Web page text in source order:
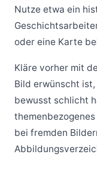
Nutze etwa ein
oder eine Karte
Kläre vorher mit
Bild erwünscht
bewusst schlicht
bei fremden